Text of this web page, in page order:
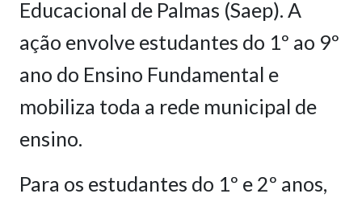
Educacional de Palmas (Saep). A
ação envolve estudantes do 1º ao 9º
ano do Ensino Fundamental e
mobiliza toda a rede municipal de
ensino.
Para os estudantes do 1º e 2º anos,